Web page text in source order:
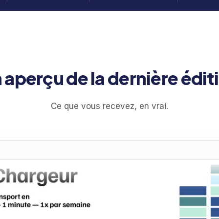
aperçu de la dernière
Ce que vous recevez, en vrai.